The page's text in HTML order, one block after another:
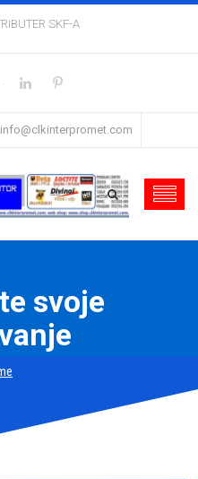
SKF-A
info@clkinterpromet.com
svoje